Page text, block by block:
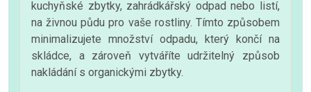
kuchyňské zbytky, zahrádkářský odpad nebo listí,
na živnou půdu pro vaše rostliny. Tímto způsobem
minimalizujete množství odpadu, který končí na
skládce, a zároveň vytváříte udržitelný způsob
nakládání s organickými zbytky.